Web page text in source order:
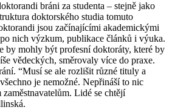
bráni za studenta – stejně jako
doktorského studia tomuto
jsou začínajícími akademickými
nich výzkum, publikace článků i výuka.
by mohly být profesní doktoráty, které by
vědeckých, směrovaly více do praxe.
“Musí se ale rozlišit různé tituly a
je nemožné. Nepřináší to nic
Lidé se chtějí